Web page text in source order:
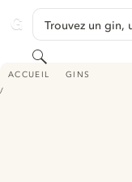
GINVENTORY
Trouvez un gin,
Rechercher
ACCUEIL GINS
WHEADON'S GIN - YUZU,